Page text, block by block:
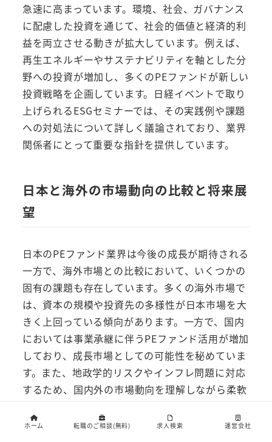
急速に高まっています。環境、社会、ガバナンス
に配慮した投資を通じて、社会的価値と経済的利
益を両立させる動きが拡大しています。例えば、
再生エネルギーやサステナビリティを軸とした分
野への投資が増加し、多くのPEファンドが新しい
投資戦略を企画しています。日経イベントで取り
上げられるESGセミナーでは、その実践例や課題
への対処法について詳しく議論されており、業界
関係者にとって重要な指針を提供しています。
日本と海外の市場動向の比較と将来展
望
日本のPEファンド業界は今後の成長が期待される
一方で、海外市場との比較において、いくつかの
固有の課題も存在しています。多くの海外市場で
は、資本の規模や投資先の多様性が日本市場を大
きく上回っている傾向があります。一方で、国内
においては事業承継に伴うPEファンド活用が増加
しており、成長市場としての可能性を秘めていま
す。また、地政学的リスクやインフレ問題に対応
するため、国内外の市場動向を理解しながら柔軟
るセミナーでは、こうした国内外の市場比較をテ
ホーム 転職のご相談(無料) 求人検索 運営会社